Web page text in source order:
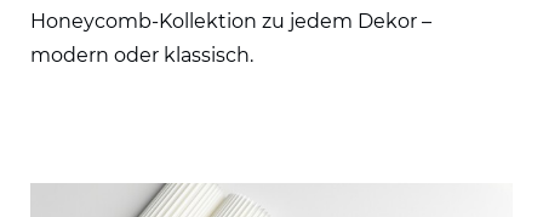
Honeycomb-Kollektion zu jedem Dekor –
modern oder klassisch.